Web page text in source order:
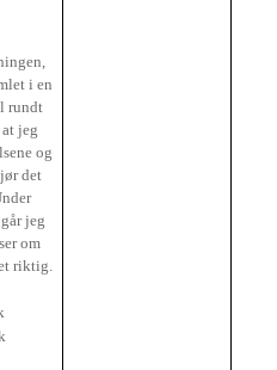
i en
rundt
jeg
og
det
jeg
om
riktig.